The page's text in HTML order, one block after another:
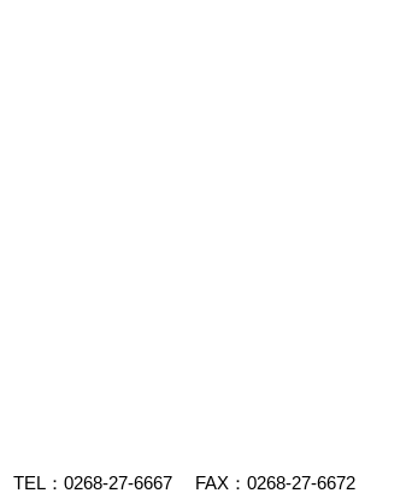
TEL： 0268-27-6667 FAX：0268-27-6672